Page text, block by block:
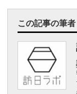
この記事の筆者